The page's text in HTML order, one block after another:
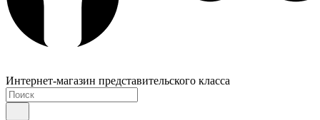
Интернет-магазин представительского класса